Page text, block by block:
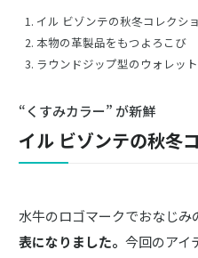
イル ビゾンテの秋冬コレクシ
本物の革製品をもつよろこび
ラウンドジップ型のウォレット
“くすみカラー” が新鮮
イル ビゾンテの秋冬
水牛のロゴマークでおなじみ
表になりました。 今回のアイ